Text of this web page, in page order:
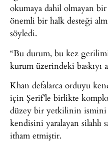
okumaya dahil olmayan
önemli bir halk desteği
söyledi.
“Bu durum, bu kez
kurum üzerindeki baskıyı
Khan defalarca orduyu
için Şerif’le birlikte
düzey bir yetkilinin ismini
kendisini yaralayan silahlı
itham etmiştir.